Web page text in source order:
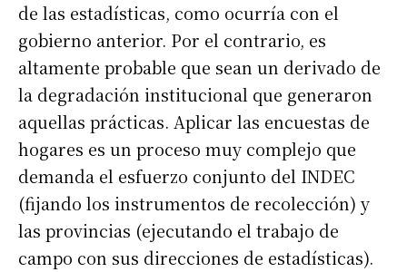
de las estadísticas, como ocurría con el
gobierno anterior. Por el contrario, es
altamente probable que sean un derivado de
la degradación institucional que generaron
aquellas prácticas. Aplicar las encuestas de
hogares es un proceso muy complejo que
demanda el esfuerzo conjunto del INDEC
(fijando los instrumentos de recolección) y
las provincias (ejecutando el trabajo de
campo con sus direcciones de estadísticas).